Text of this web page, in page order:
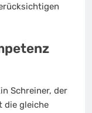
Schreiner, der
die gleiche